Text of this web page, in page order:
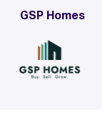
GSP Homes